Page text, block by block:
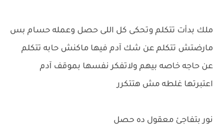
ملك بدأت تتكلم وتحكى كل اللى حصل وعمله حسام بس
مارضتش تتكلم عن شك آدم فيها ماكنش حابه تتكلم
عن حاجه خاصه بيهم ولاتفكر نفسها بموقف آدم
اعتبرتها غلطه مش هتتكرر
نور بتفاجئ معقول ده حصل